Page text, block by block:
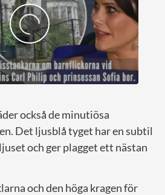
också de minutiösa
Det ljusblå tyget har en subtil
och ger plagget ett nästan
och den höga kragen för